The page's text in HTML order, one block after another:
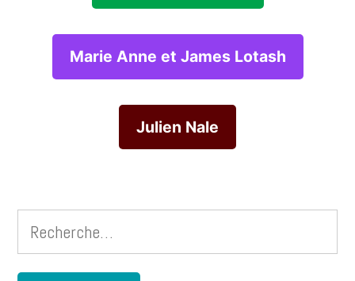
Marie Anne et James Lotash
Julien Nale
Rechercher
: